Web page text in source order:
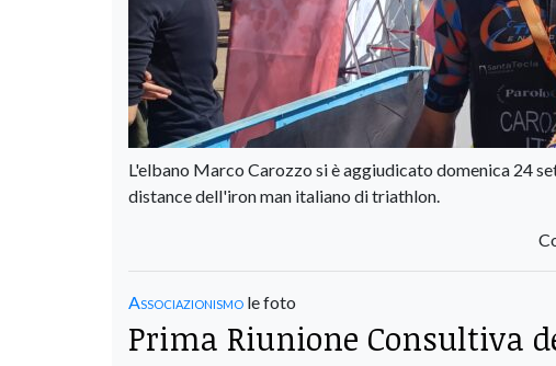
L'elbano Marco Carozzo si è aggiudicato domenica 24
distance dell'iron man italiano di triathlon.
Associazionismo le foto
Prima Riunione Consultiva